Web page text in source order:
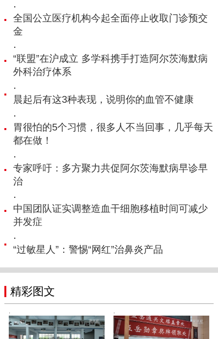
·
全国公立医疗机构今起全面停止收取门诊预交
金
·
“联盟”在沪成立 多学科携手打造阿尔茨海默病
外科治疗体系
·
晨起后有这3种表现，说明你的血管不健康
·
胃很怕的5个习惯，很多人不当回事，几乎每天
都在做！
·
专家呼吁：多方聚力共促阿尔茨海默病早诊早
治
·
中国团队证实调整造血干细胞移植时间可减少
并发症
·
“过敏星人”：警惕“网红”治鼻炎产品
精彩图文
· ·